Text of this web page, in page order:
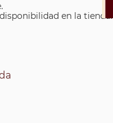
en la tienda.